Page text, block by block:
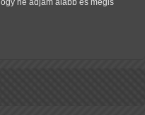
ne adjam alább és mégis